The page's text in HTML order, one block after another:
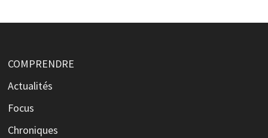
COMPRENDRE
Actualités
Focus
Chroniques